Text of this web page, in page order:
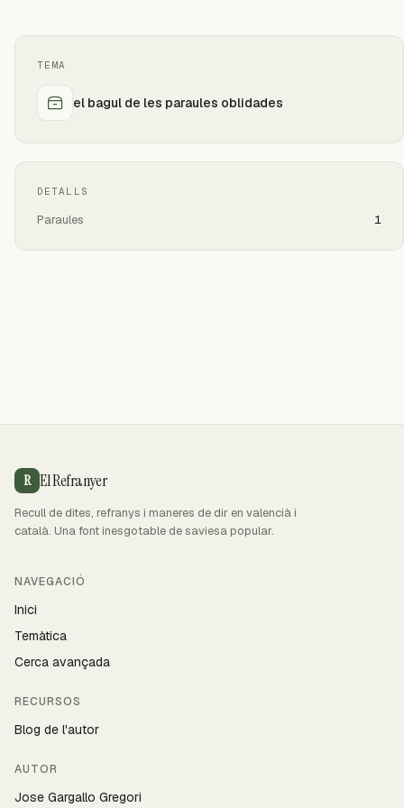
TEMA
el bagul de les paraules oblidades
DETALLS
Paraules 1
R El Refranyer
Recull de dites, refranys i maneres de dir en valencià i
català. Una font inesgotable de saviesa popular.
NAVEGACIÓ
Inici
Temàtica
Cerca avançada
RECURSOS
Blog de l'autor
AUTOR
Jose Gargallo Gregori